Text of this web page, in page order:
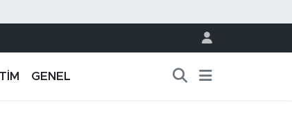
GENEL